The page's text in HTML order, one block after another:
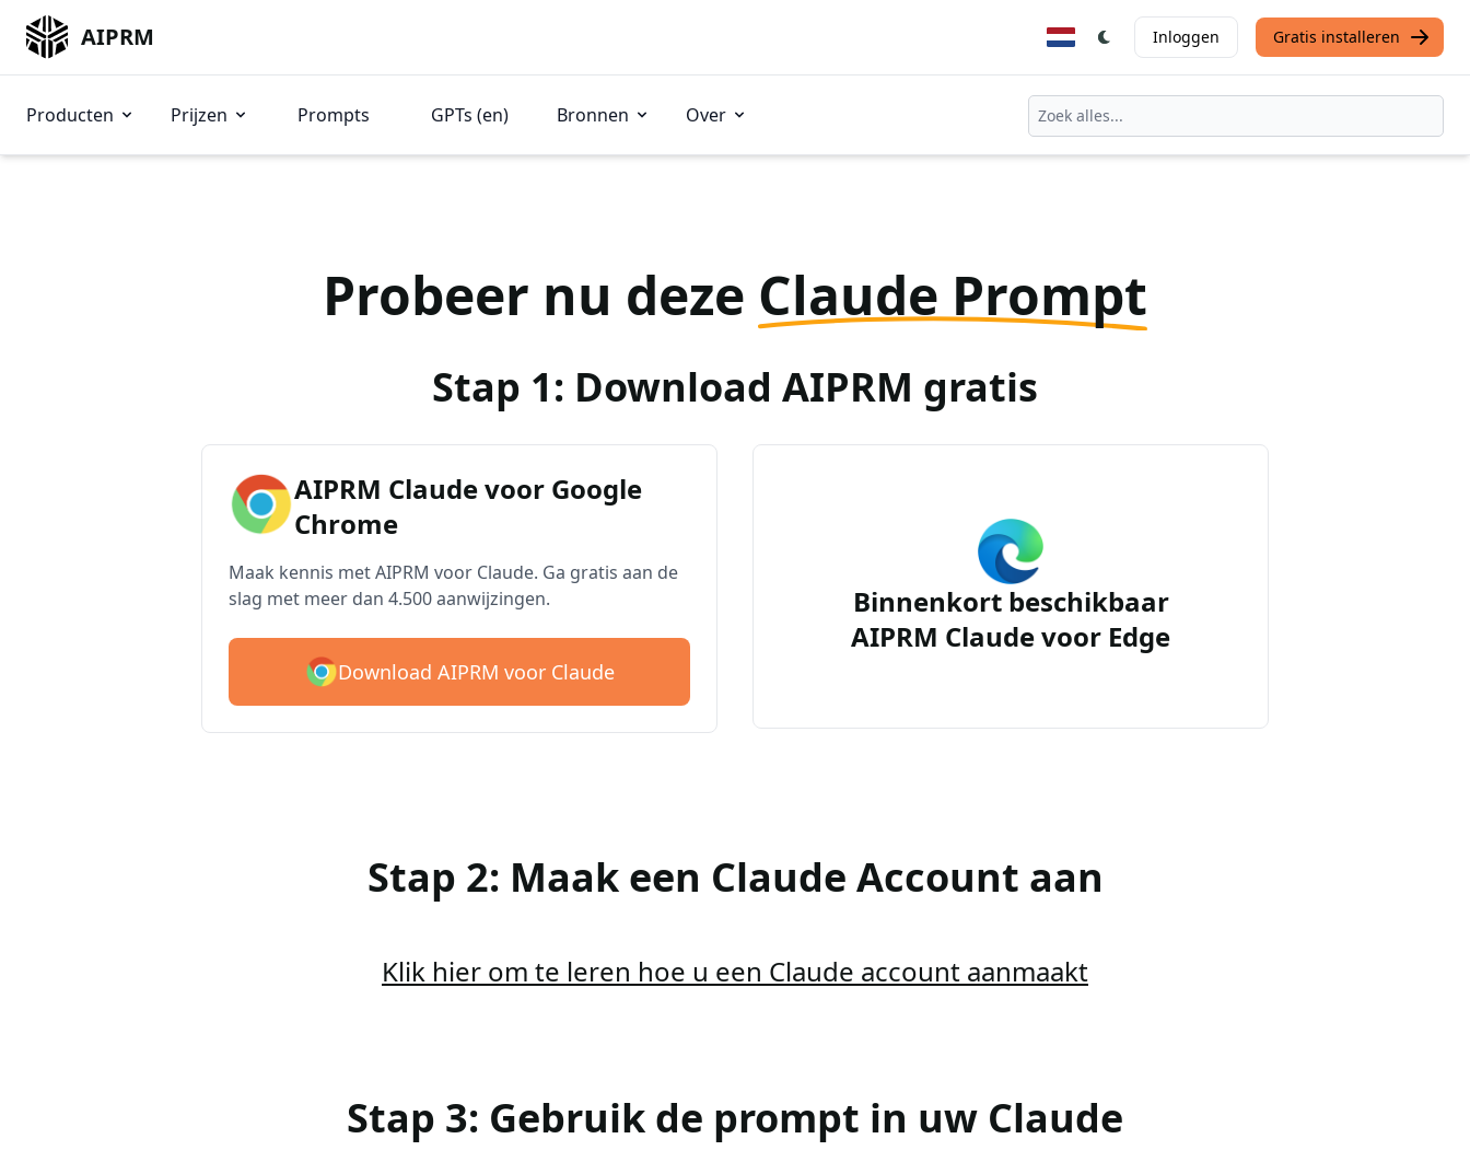
AIPRM Inloggen Gratis installeren
Producten Prijzen Prompts GPTs (en) Bronnen Over
Probeer nu deze Claude Prompt
Stap 1: Download AIPRM gratis
AIPRM Claude voor Google
Chrome
Maak kennis met AIPRM voor Claude. Ga gratis aan de
slag met meer dan 4.500 aanwijzingen.
Download AIPRM voor Claude
Binnenkort beschikbaar
AIPRM Claude voor Edge
Stap 2: Maak een Claude Account aan
Klik hier om te leren hoe u een Claude account aanmaakt
Stap 3: Gebruik de prompt in uw Claude